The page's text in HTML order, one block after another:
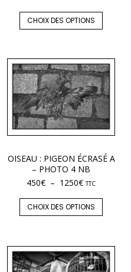
CHOIX DES OPTIONS
OISEAU : PIGEON ÉCRASÉ A
– PHOTO 4 NB
450€ – 1250€ TTC
CHOIX DES OPTIONS